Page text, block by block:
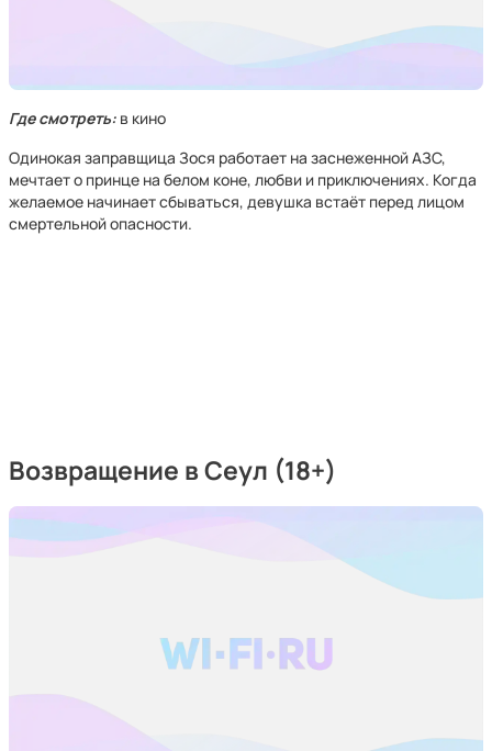
Где смотреть: в кино
Одинокая заправщица Зося работает на заснеженной АЗС,
мечтает о принце на белом коне, любви и приключениях. Когда
желаемое начинает сбываться, девушка встаёт перед лицом
смертельной опасности.
Возвращение в Сеул (18+)